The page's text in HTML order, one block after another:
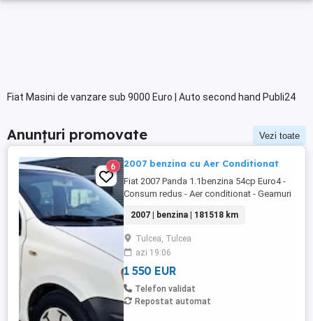
Fiat Masini de vanzare sub 9000 Euro | Auto second hand Publi24
Anunțuri promovate Vezi toate
6 2007 benzina cu Aer Conditionat
Fiat 2007 Panda 1.1benzina 54cp Euro4 -
Consum redus - Aer conditionat - Geamuri
ftanare ABS - Airbaguri frontale - Radio CD
cu MP3 - Anvelope de iarna M+S -
Portbagaj foarte incapator - Rulaj
certificabil 181.518 km # Motorizare fiabila
in 4 cilindri Autoturism ...
2007 | benzina | 181518 km
Tulcea, Tulcea
azi 19:06
1 550 EUR
Telefon validat
Repostat automat